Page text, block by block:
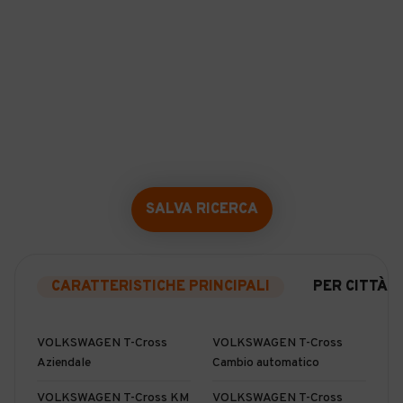
SALVA RICERCA
CARATTERISTICHE PRINCIPALI PER CITTÀ
VOLKSWAGEN T-Cross
Aziendale
VOLKSWAGEN T-Cross
Cambio automatico
VOLKSWAGEN T-Cross KM VOLKSWAGEN T-Cross